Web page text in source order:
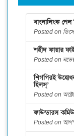
বাংলালিংক
Posted on
শহীদ ফায়ার
Posted on
শিগগিরই
হিলস্’
Posted on
ফাউন্ডারস
Posted on